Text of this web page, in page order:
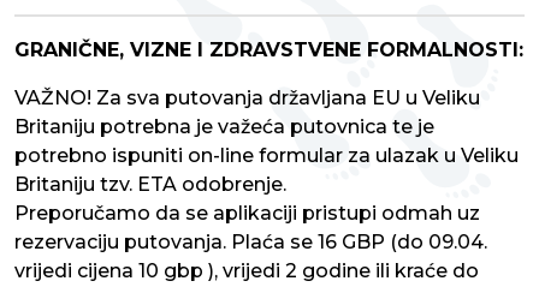
GRANIČNE, VIZNE I ZDRAVSTVENE FORMALNOSTI:
VAŽNO! Za sva putovanja državljana EU u Veliku
Britaniju potrebna je važeća putovnica te je
potrebno ispuniti on-line formular za ulazak u Veliku
Britaniju tzv. ETA odobrenje.
Preporučamo da se aplikaciji pristupi odmah uz
rezervaciju putovanja. Plaća se 16 GBP (do 09.04.
vrijedi cijena 10 gbp ), vrijedi 2 godine ili kraće do